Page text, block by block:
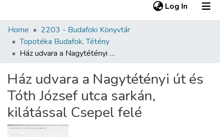
Log In (current)
Communities & Collections
All of DSpace
About us
Home
2203 - Budafoki Könyvtár
Topotéka Budafok, Tétény
Ház udvara a Nagytétényi út és Tóth József utca sarkán, kilátással Csepel felé
Ház udvara a Nagytétényi út és
Tóth József utca sarkán,
kilátással Csepel felé